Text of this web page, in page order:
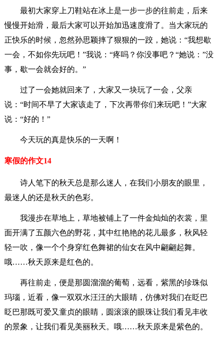
最初大家穿上刀鞋站在冰上是一步一步的往前走，后来
慢慢开始滑，最后大家可以开始加迅速度滑了。当大家玩的
正快乐的时候，忽然孙思颖摔了狠狠的一跤，她说：“我想歇
一会，不如你先玩吧！”我说：“疼吗？你没事吧？“她说：”没
事，歇一会就会好的。”
过了一会她就回来了，大家又一块玩了一会，父亲
说：“时间不早了大家该走了，下次再带你们来玩吧！”大家
说：“好的！”
今天玩的真是快乐的一天啊！
寒假的作文14
诗人笔下的秋天总是那么迷人，在我们小朋友的眼里，
最迷人的还是秋天的色彩。
我漫步在草地上，草地被铺上了一件金灿灿的衣裳，里
面开满了五颜六色的野花，其中红艳艳的花儿最多，秋风轻
轻一吹，像一个个身穿红色舞裙的仙女在风中翩翩起舞。
哦……秋天原来是红色的。
再往前走，便是那圆溜溜的葡萄，远看，紫黑的珍珠似
玛瑙，近看，像一双双水汪汪的大眼睛，仿佛对我们在眨巴
眨巴那既可爱又童贞的眼睛，圆滚滚的眼珠让我们看见丰收
的景象，让我们看见美丽秋天。哦……秋天原来是紫色的。